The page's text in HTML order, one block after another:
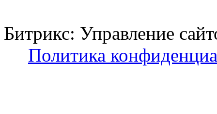
Битрикс: Управление
Политика